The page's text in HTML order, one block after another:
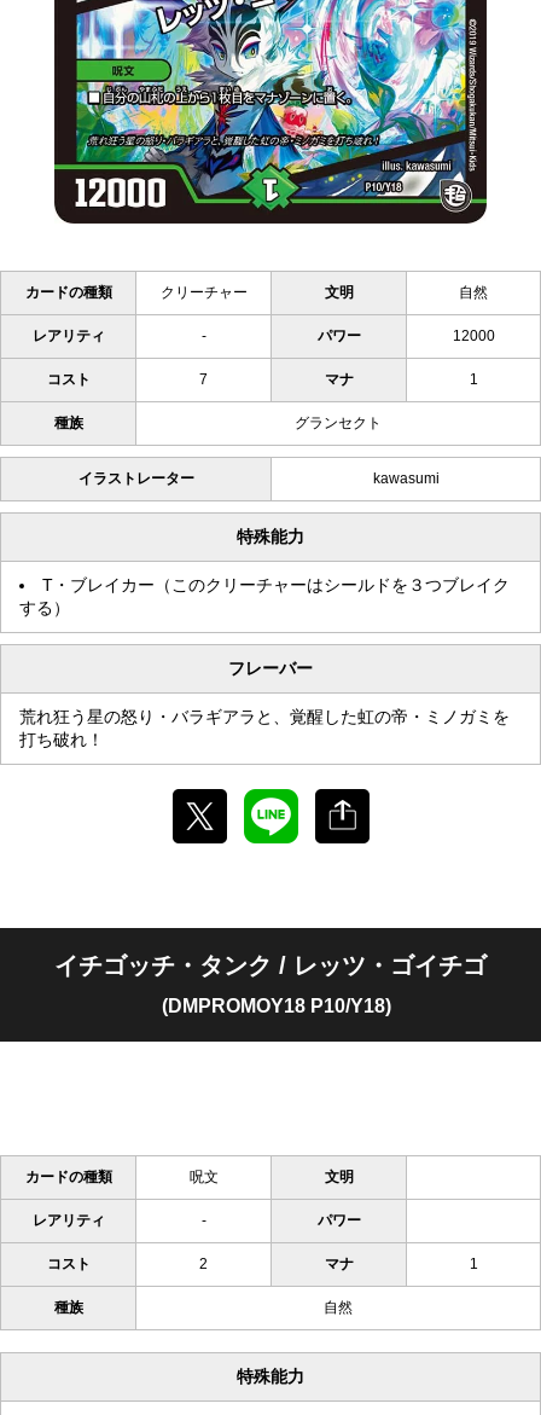
カードの種類 クリーチャー 文明 自然
レアリティ - パワー 12000
コスト 7 マナ 1
種族 グランセクト
イラストレーター kawasumi
特殊能力
T・ブレイカー（このクリーチャーはシールドを３つブレイク
する）
フレーバー
荒れ狂う星の怒り・バラギアラと、覚醒した虹の帝・ミノガミを
打ち破れ！
イチゴッチ・タンク / レッツ・ゴイチゴ
(DMPROMOY18 P10/Y18)
カードの種類 呪文 文明
レアリティ - パワー
コスト 2 マナ 1
種族 自然
特殊能力